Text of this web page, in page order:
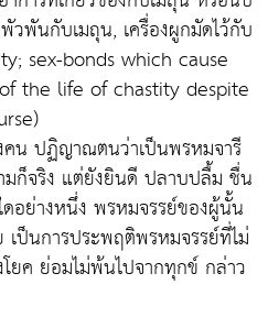
วพันกับเมถุน, เครื่องผูกมัดไว้กับ
sex-bonds which cause
the life of chastity despite
ปฏิญาณตนว่าเป็นพรหมจารี
มก็จริง แต่ยังยินดี ปลาบปลื้ม ชื่น
อย่างหนึ่ง พรหมจรรย์ของผู้นั้น
ป็นการประพฤติพรหมจรรย์ที่ไม่
ยค ย่อมไม่พ้นไปจากทุกข์ กล่าว